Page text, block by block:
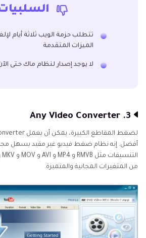
تتطلب حزمة الويب ثلاثة أيام
الميزات المتقدمة
لا يوجد إصدار لنظام ماك حتى
3. Any Video Converter
أفضل. إنه نظام ضغط فيديو غير مقيد يسهل
من المتغيرات المجانية والمتميزة.